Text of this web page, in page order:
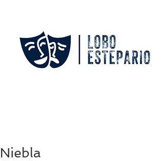
Niebla